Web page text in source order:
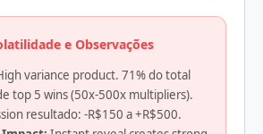
e Observações
variance product. 71% do total
top 5 wins (50x-500x multipliers).
resultado: -R$150 a +R$500.